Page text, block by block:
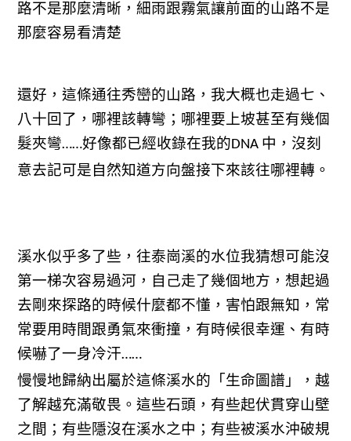
路不是那麼清晰，細雨跟霧氣讓前面的山路不是
那麼容易看清楚
還好，這條通往秀巒的山路，我大概也走過七、
八十回了，哪裡該轉彎；哪裡要上坡甚至有幾個
髮夾彎……好像都已經收錄在我的DNA 中，沒刻
意去記可是自然知道方向盤接下來該往哪裡轉。
溪水似乎多了些，往泰崗溪的水位我猜想可能沒
第一梯次容易過河，自己走了幾個地方，想起過
去剛來探路的時候什麼都不懂，害怕跟無知，常
常要用時間跟勇氣來衝撞，有時候很幸運、有時
候嚇了一身冷汗……
慢慢地歸納出屬於這條溪水的「生命圖譜」，越
了解越充滿敬畏。這些石頭，有些起伏貫穿山壁
之間；有些隱沒在溪水之中；有些被溪水沖破規